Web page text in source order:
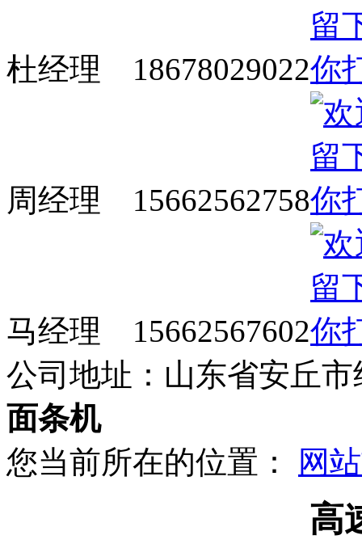
杜经理 18678029022
周经理 15662562758
马经理 15662567602
公司地址：山东省安丘
面条机
您当前所在的位置：
网
高